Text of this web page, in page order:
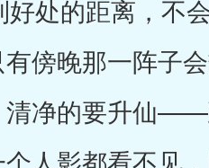
处的距离，不
傍晚那一阵子
清净的要升仙
人影都看不见